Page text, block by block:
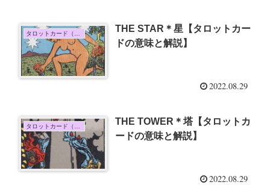
THE STAR＊星【タロットカー
ドの意味と解説】
2022.08.29
THE TOWER＊塔【タロットカ
ードの意味と解説】
2022.08.29